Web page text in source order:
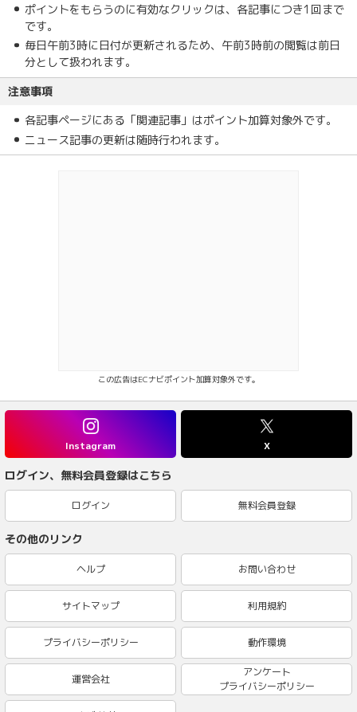
ポイントをもらうのに有効なクリックは、各記事につき1回まで
です。
毎日午前3時に日付が更新されるため、午前3時前の閲覧は前日
分として扱われます。
注意事項
各記事ページにある「関連記事」はポイント加算対象外です。
ニュース記事の更新は随時行われます。
この広告はECナビポイント加算対象外です。
Instagram X
ログイン、無料会員登録はこちら
ログイン 無料会員登録
その他のリンク
ヘルプ お問い合わせ
サイトマップ 利用規約
プライバシーポリシー 動作環境
運営会社
アンケート
プライバシーポリシー